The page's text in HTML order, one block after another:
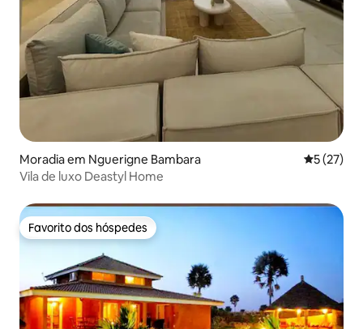
Moradia em Nguerigne Bambara
5 (27)
Vila de luxo Deastyl Home
Favorito dos hóspedes
Favorito dos hóspedes